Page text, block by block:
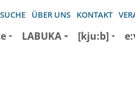
SUCHE ÜBER UNS KONTAKT
LABUKA [kju:b]